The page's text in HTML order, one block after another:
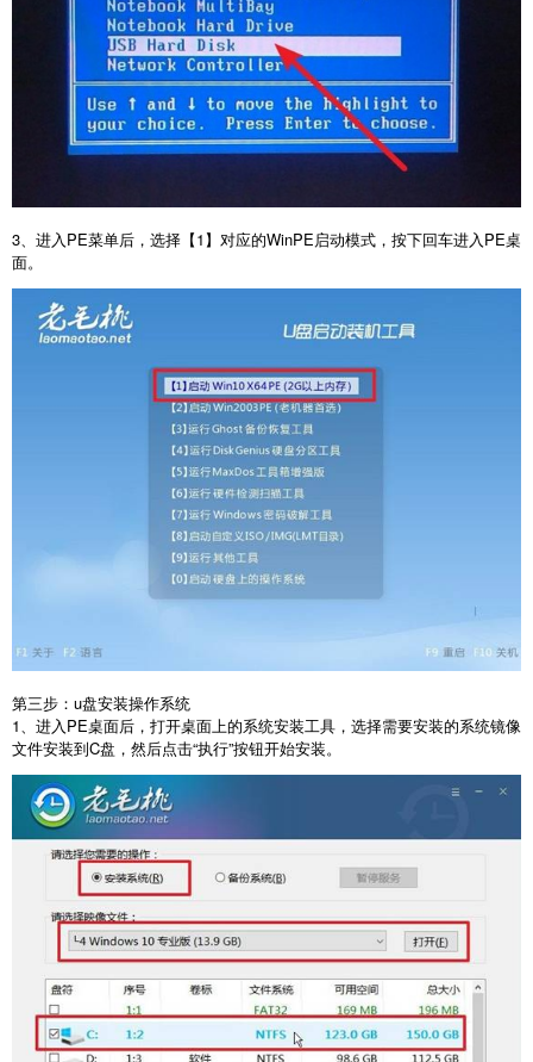
3、进入PE菜单后，选择【1】对应的WinPE启动模式，按下回车进入PE桌
面。
第三步： u盘安装操作系统
1、进入PE桌面后，打开桌面上的系统安装工具，选择需要安装的系统镜像
文件安装到C盘，然后点击“执行”按钮开始安装。